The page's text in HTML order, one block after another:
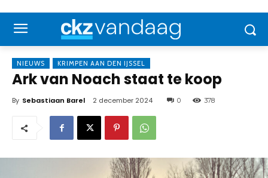
NIEUWS KRIMPEN AAN DEN IJSSEL
Ark van Noach staat te koop
By Sebastiaan Barel 2 december 2024 0 378